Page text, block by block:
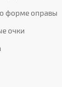
форме оправы
очки